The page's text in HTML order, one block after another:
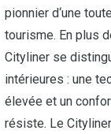
pionnier d‘une
tourisme. En plus
Cityliner se
intérieures : une
élevée et un
résiste. Le